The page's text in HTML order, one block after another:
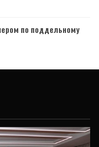
по поддельному